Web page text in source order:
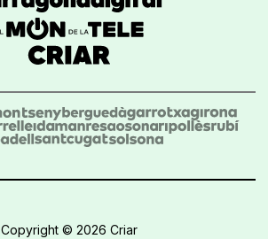
Copyright © 2026 Criar